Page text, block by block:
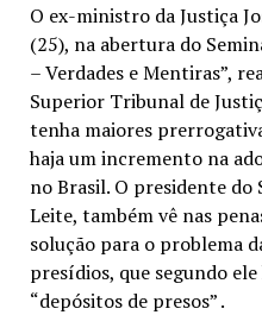
O ex-ministro da Justiça
(25), na abertura do
– Verdades e Mentiras”,
Superior Tribunal de
tenha maiores
haja um incremento na
no Brasil. O presidente do
Leite, também vê nas
solução para o problema
presídios, que segundo
“depósitos de presos” .